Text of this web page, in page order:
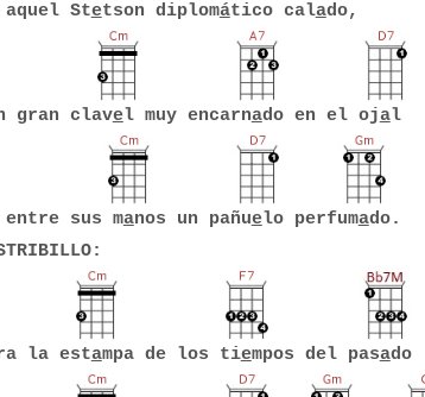
Stetson diplomático calado,
gran clavel muy encarnado en el ojal
sus manos un pañuelo perfumado.
la estampa de los tiempos del pasado